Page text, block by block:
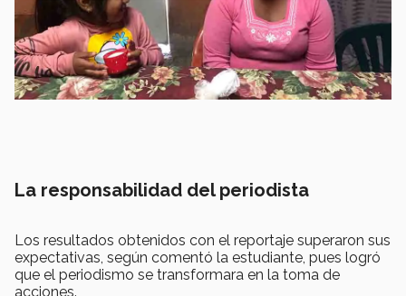
La responsabilidad del periodista
Los resultados obtenidos con el reportaje superaron sus
expectativas, según comentó la estudiante, pues logró
que el periodismo se transformara en la toma de
acciones.